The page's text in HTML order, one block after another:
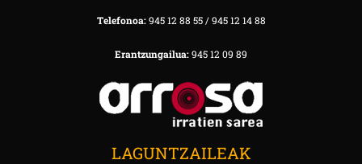
Telefonoa:945 12 88 55 / 945 12 14 88
Erantzungailua:945 12 09 89
LAGUNTZAILEAK